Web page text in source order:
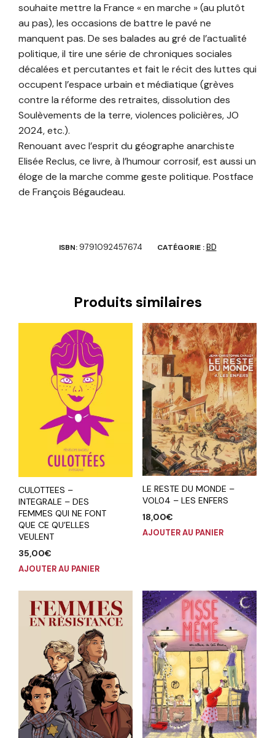
souhaite mettre la France « en marche » (au plutôt
au pas), les occasions de battre le pavé ne
manquent pas. De ses balades au gré de l’actualité
politique, il tire une série de chroniques sociales
décalées et percutantes et fait le récit des luttes qui
occupent l’espace urbain et médiatique (grèves
contre la réforme des retraites, dissolution des
Soulèvements de la terre, violences policières, JO
2024, etc.).
Renouant avec l’esprit du géographe anarchiste
Elisée Reclus, ce livre, à l’humour corrosif, est aussi un
éloge de la marche comme geste politique. Postface
de François Bégaudeau.
ISBN: 9791092457674 CATÉGORIE :BD
Produits similaires
CULOTTEES –
INTEGRALE – DES
FEMMES QUI NE FONT
QUE CE QU’ELLES
VEULENT
35,00€
AJOUTER AU PANIER
LE RESTE DU MONDE –
VOL04 – LES ENFERS
18,00€
AJOUTER AU PANIER